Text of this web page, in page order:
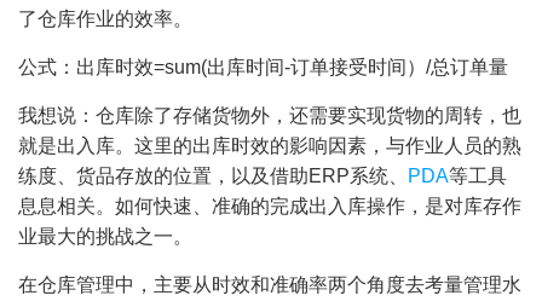
了仓库作业的效率。
公式：出库时效=sum(出库时间-订单接受时间）/总订单量
我想说： 仓库除了存储货物外，还需要实现货物的周转，也
就是出入库。这里的出库时效的影响因素，与作业人员的熟
练度、货品存放的位置，以及借助ERP系统、
PDA等工具
息息相关。如何快速、准确的完成出入库操作，是对库存作
业最大的挑战之一。
在仓库管理中，主要从时效和准确率两个角度去考量管理水